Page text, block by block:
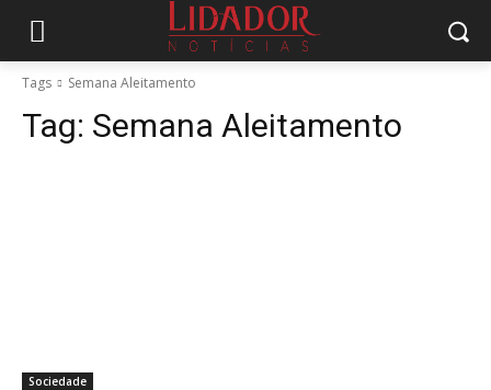
Tags Semana Aleitamento
Tag: Semana Aleitamento
Sociedade